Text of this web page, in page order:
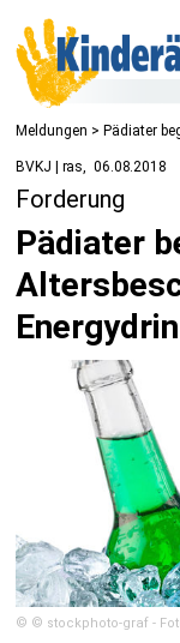
Meldungen > Pädiater
BVKJ | ras 06.08.2018
Forderung
Pädiater
© © stockphoto-graf -